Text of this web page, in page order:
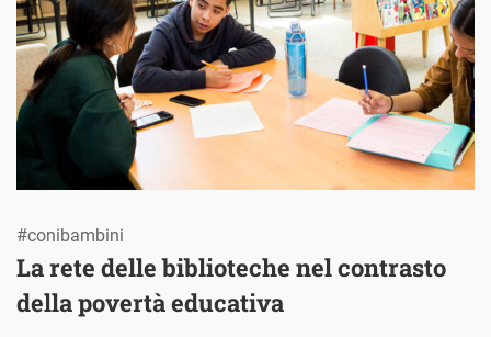
La rete delle biblioteche nel contrasto
della povertà educativa
#conibambini